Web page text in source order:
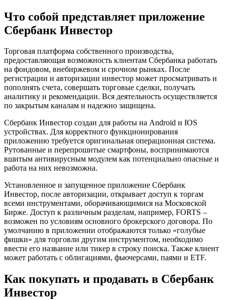
Что собой представляет приложение
Сбербанк Инвестор
Торговая платформа собственного производства,
предоставляющая возможность клиентам Сбербанка работать
на фондовом, внебиржевом и срочном рынках. После
регистрации и авторизации инвестор может просматривать и
пополнять счета, совершать торговые сделки, получать
аналитику и рекомендации. Вся деятельность осуществляется
по закрытым каналам и надежно защищена.
Сбербанк Инвестор создан для работы на Android и IOS
устройствах. Для корректного функционирования
приложению требуется оригинальная операционная система.
Рутованные и перепрошитые смартфоны, воспринимаются
вшитым антивирусным модулем как потенциально опасные и
работа на них невозможна.
Установленное и запущенное приложение Сбербанк
Инвестор, после авторизации, открывает доступ к торгам
всеми инструментами, оборачивающимися на Московской
Бирже. Доступ к различным разделам, например, FORTS –
возможен по условиям основного брокерского договора. По
умолчанию в приложении отображаются только «голубые
фишки» для торговли другим инструментом, необходимо
ввести его название или тикер в строку поиска. Также клиент
может работать с облигациями, фьючерсами, паями и ETF.
Как покупать и продавать в Сбербанк
Инвестор